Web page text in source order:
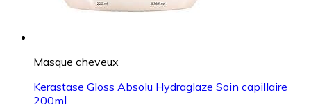
Masque cheveux
Kerastase Gloss Absolu Hydraglaze Soin capillaire
200ml